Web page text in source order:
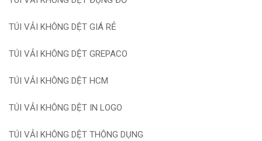
TÚI VẢI KHÔNG DỆT GIÁ RẺ
TÚI VẢI KHÔNG DỆT GREPACO
TÚI VẢI KHÔNG DỆT HCM
TÚI VẢI KHÔNG DỆT IN LOGO
TÚI VẢI KHÔNG DỆT THÔNG DỤNG